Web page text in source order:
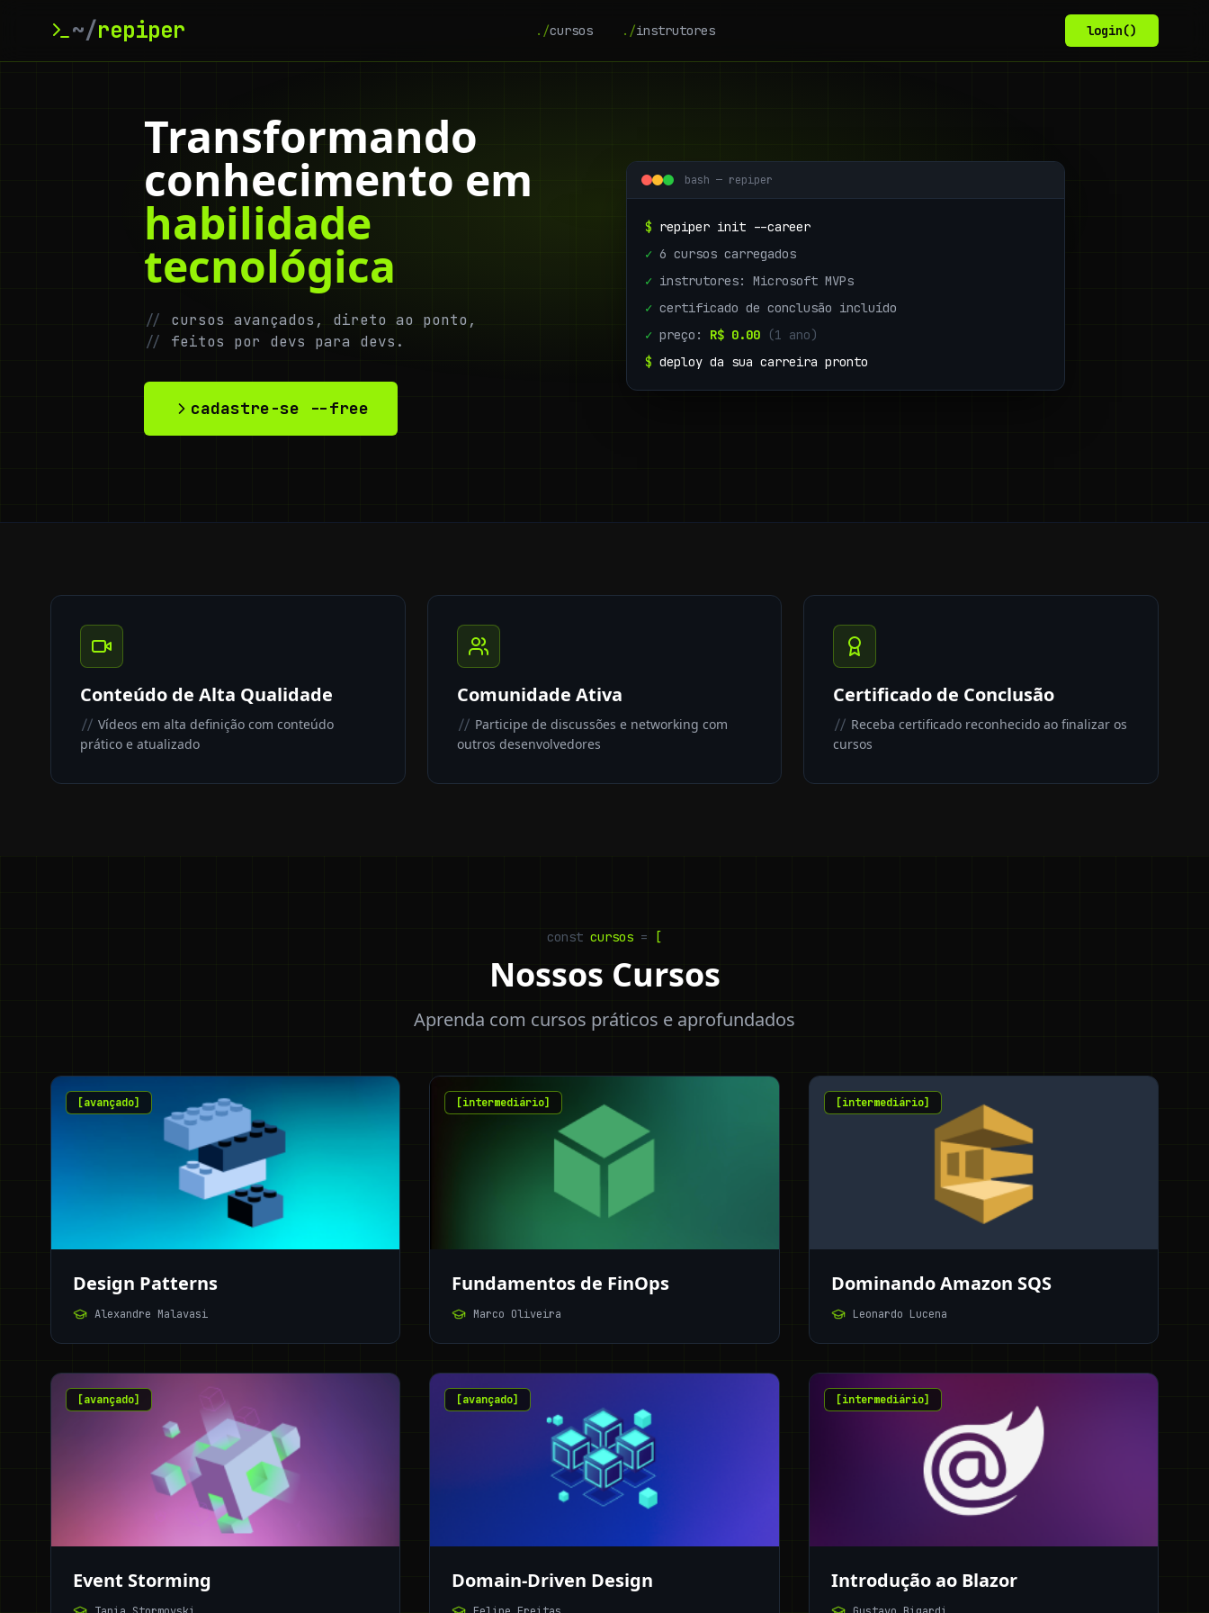
~/repiper ./cursos ./instrutores login()
Transformando
conhecimento em
habilidade
tecnológica
//
cursos avançados, direto ao ponto,
//
feitos por devs para devs.
cadastre-se --free
bash — repiper
$ repiper init --career
✓ 6 cursos carregados
✓ instrutores: Microsoft MVPs
✓ certificado de conclusão incluído
✓ preço: R$ 0.00
(1 ano)
$ deploy da sua carreira pronto
Conteúdo de Alta Qualidade
// Vídeos em alta definição com conteúdo
prático e atualizado
Comunidade Ativa
// Participe de discussões e networking com
outros desenvolvedores
Certificado de Conclusão
// Receba certificado reconhecido ao finalizar os
cursos
const cursos = [
Nossos Cursos
Aprenda com cursos práticos e aprofundados
[avançado]
Design Patterns
Alexandre Malavasi
[intermediário]
Fundamentos de FinOps
Marco Oliveira
[intermediário]
Dominando Amazon SQS
Leonardo Lucena
[avançado]
Event Storming
[avançado]
Domain-Driven Design
[intermediário]
Introdução ao Blazor